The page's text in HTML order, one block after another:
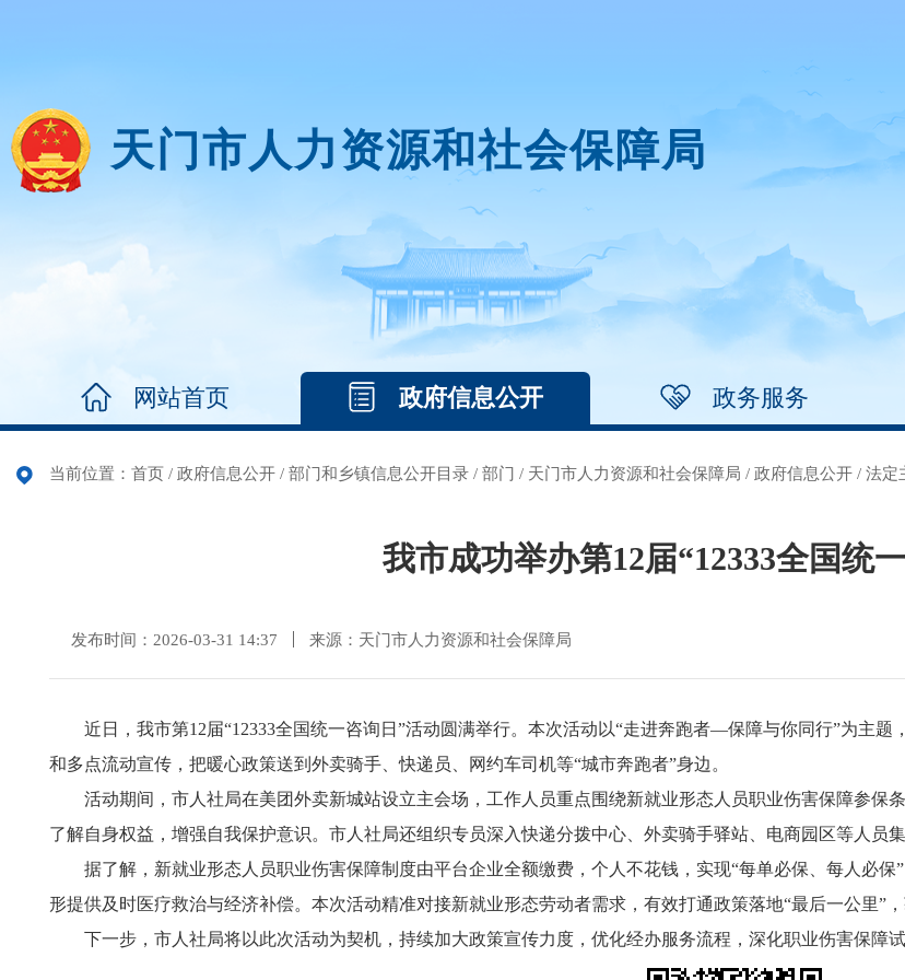
天门市人力资源和社会保障局
网站首页 政府信息公开 政务服务
当前位置： 首页 / 政府信息公开 / 部门和乡镇信息公开目录 / 部门 / 天门市人力资源和社会保障局 / 政府信息公开 / 法定
我市成功举办第12届“12333全国统
发布时间：2026-03-31 14:37 来源：天门市人力资源和社会保障局
近日，我市第12届“12333全国统一咨询日”活动圆满举行。本次活动以“走进奔跑者—保障与你同行”为主
和多点流动宣传，把暖心政策送到外卖骑手、快递员、网约车司机等“城市奔跑者”身边。
活动期间，市人社局在美团外卖新城站设立主会场，工作人员重点围绕新就业形态人员职业伤害保障参保
了解自身权益，增强自我保护意识。市人社局还组织专员深入快递分拨中心、外卖骑手驿站、电商园区等人员
据了解，新就业形态人员职业伤害保障制度由平台企业全额缴费，个人不花钱，实现“每单必保、每人必
形提供及时医疗救治与经济补偿。本次活动精准对接新就业形态劳动者需求，有效打通政策落地“最后一公里”
下一步，市人社局将以此次活动为契机，持续加大政策宣传力度，优化经办服务流程，深化职业伤害保障